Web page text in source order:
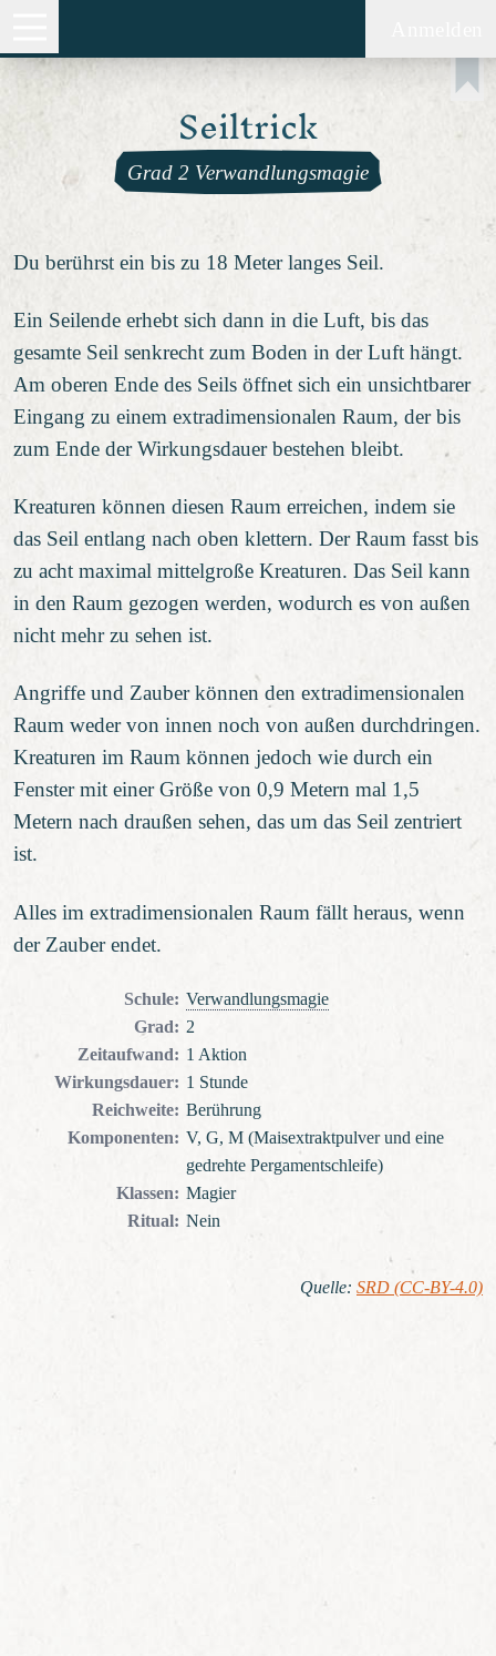
Seiltrick
Grad 2 Verwandlungsmagie
Du berührst ein bis zu 18 Meter langes Seil.
Ein Seilende erhebt sich dann in die Luft, bis das
gesamte Seil senkrecht zum Boden in der Luft hängt.
Am oberen Ende des Seils öffnet sich ein unsichtbarer
Eingang zu einem extradimensionalen Raum, der bis
zum Ende der Wirkungsdauer bestehen bleibt.
Kreaturen können diesen Raum erreichen, indem sie
das Seil entlang nach oben klettern. Der Raum fasst bis
zu acht maximal mittelgroße Kreaturen. Das Seil kann
in den Raum gezogen werden, wodurch es von außen
nicht mehr zu sehen ist.
Angriffe und Zauber können den extradimensionalen
Raum weder von innen noch von außen durchdringen.
Kreaturen im Raum können jedoch wie durch ein
Fenster mit einer Größe von 0,9 Metern mal 1,5
Metern nach draußen sehen, das um das Seil zentriert
ist.
Alles im extradimensionalen Raum fällt heraus, wenn
der Zauber endet.
Schule: Verwandlungsmagie
Grad: 2
Zeitaufwand: 1 Aktion
Wirkungsdauer: 1 Stunde
Reichweite: Berührung
Komponenten: V, G, M (Maisextraktpulver und eine
gedrehte Pergamentschleife)
Klassen: Magier
Ritual: Nein
Quelle: SRD (CC-BY-4.0)